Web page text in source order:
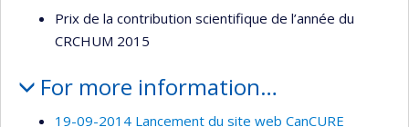
Prix de la contribution scientifique de l’année du
CRCHUM 2015
For more information…
19-09-2014 Lancement du site web CanCURE